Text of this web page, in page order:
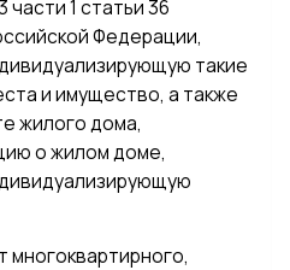
части 1 статьи 36
Федерации,
такие
и имущество, а также
жилого дома,
о жилом доме,
многоквартирного,